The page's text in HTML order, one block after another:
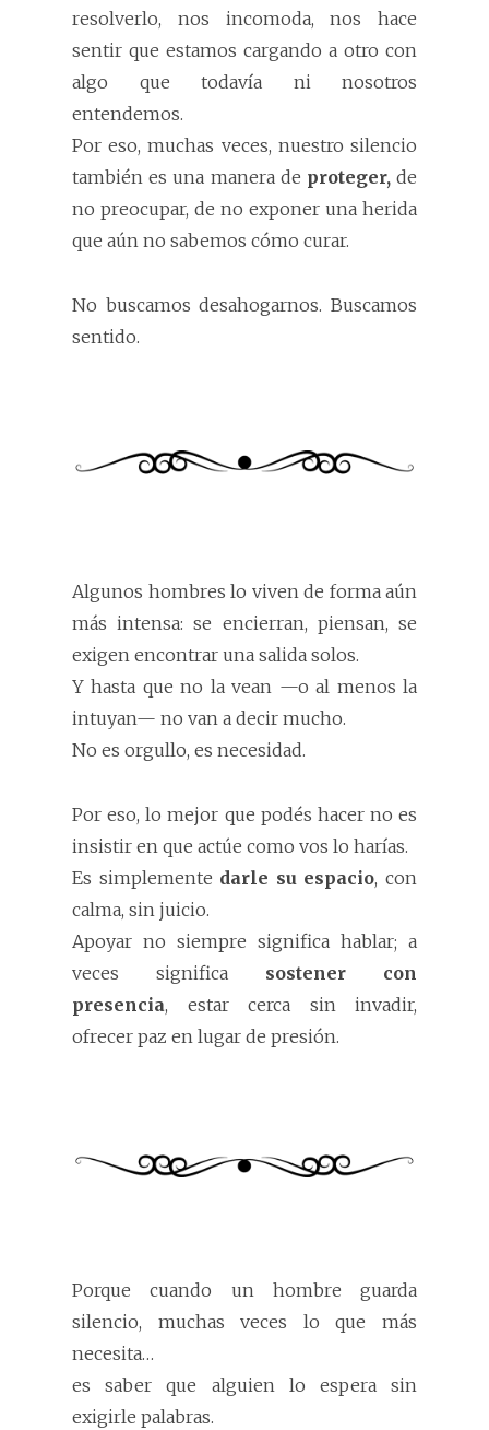
resolverlo, nos incomoda, nos hace
sentir que estamos cargando a otro con
algo que todavía ni nosotros
entendemos.
Por eso, muchas veces, nuestro silencio
también es una manera de proteger,de
no preocupar, de no exponer una herida
que aún no sabemos cómo curar.
No buscamos desahogarnos. Buscamos
sentido.
Algunos hombres lo viven de forma aún
más intensa: se encierran, piensan, se
exigen encontrar una salida solos.
Y hasta que no la vean —o al menos la
intuyan— no van a decir mucho.
No es orgullo, es necesidad.
Por eso, lo mejor que podés hacer no es
insistir en que actúe como vos lo harías.
Es simplemente darle su espacio, con
calma, sin juicio.
Apoyar no siempre significa hablar; a
veces significa sostener con
presencia, estar cerca sin invadir,
ofrecer paz en lugar de presión.
Porque cuando un hombre guarda
silencio, muchas veces lo que más
necesita…
es saber que alguien lo espera sin
exigirle palabras.